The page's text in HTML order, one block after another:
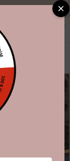
"Aynı gün